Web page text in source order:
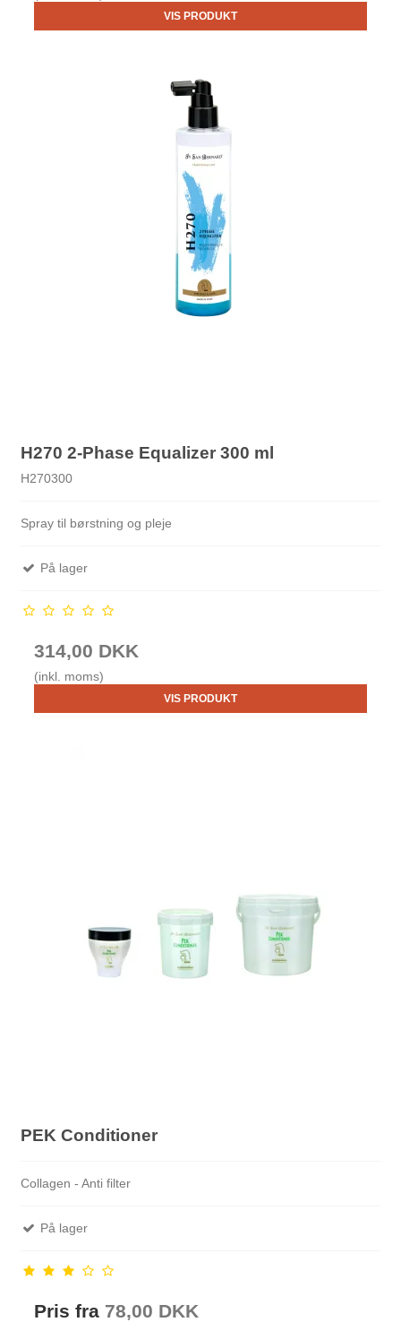
VIS PRODUKT
H270 2-Phase Equalizer 300 ml
H270300
Spray til børstning og pleje
På lager
314,00 DKK
(inkl. moms)
VIS PRODUKT
PEK Conditioner
Collagen - Anti filter
På lager
Pris fra 78,00 DKK